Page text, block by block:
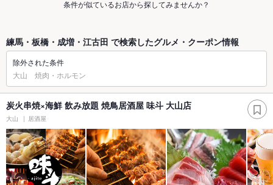
条件が似ているお店から探してみませんか？
練馬・板橋・成増・江古田 で検索したグルメ・クーポン情報
除外された条件
大山 焼肉・ホルモン
炭火串焼×海鮮 飲み放題 焼鳥居酒屋 味斗 大山店
大山 居酒屋